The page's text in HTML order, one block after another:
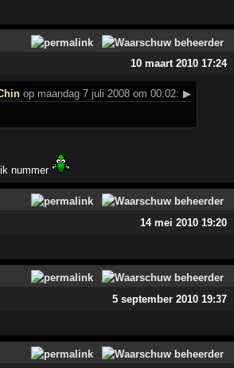
10 maart 2010 17:24
op maandag 7 juli 2008 om 00:02: ▶
nummer
14 mei 2010 19:20
5 september 2010 19:37